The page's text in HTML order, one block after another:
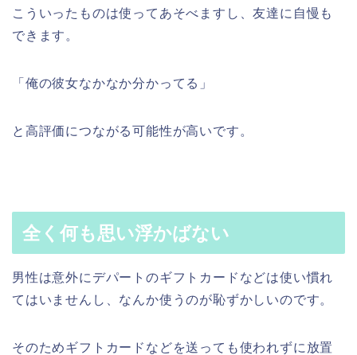
こういったものは使ってあそべますし、友達に自慢も
できます。
「俺の彼女なかなか分かってる」
と高評価につながる可能性が高いです。
全く何も思い浮かばない
男性は意外にデパートのギフトカードなどは使い慣れ
てはいませんし、なんか使うのが恥ずかしいのです。
そのためギフトカードなどを送っても使われずに放置